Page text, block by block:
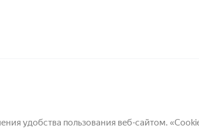
удобства пользования веб-сайтом.